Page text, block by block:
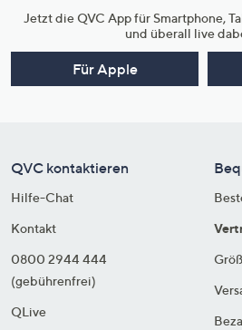
Jetzt die QVC App für Smartphone,
und überall live
Für Apple
QVC kontaktieren
Hilfe-Chat
Kontakt
0800 2944 444
(gebührenfrei)
QLive